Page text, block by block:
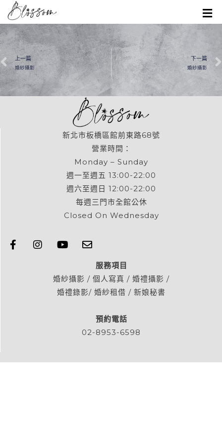
上一篇
婚紗攝影
下一篇
婚紗攝影
新北市板橋區館前東路68號
營業時間：
Monday – Sunday
週一至週五 13:00-22:00
週六至週日 12:00-22:00
每週三門市全館公休
Closed On Wednesday
服務項目
婚紗攝影 / 個人寫真 / 婚禮攝影 /
婚禮錄影/ 婚紗租借 / 新娘秘書
預約電話
02-8953-6598